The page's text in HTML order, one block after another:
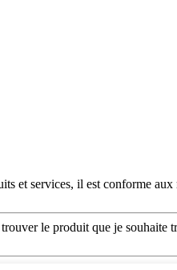
et services, il est conforme
le produit que je souhaite